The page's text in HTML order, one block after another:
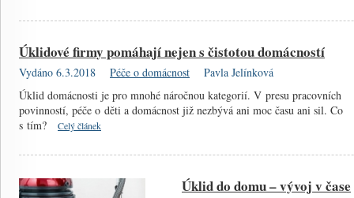
Úklidové firmy pomáhají nejen s čistotou domácností
Vydáno 6.3.2018 Péče o domácnost
Pavla Jelínková
Úklid domácnosti je pro mnohé náročnou kategorií. V presu pracovních
povinností, péče o děti a domácnost již nezbývá ani moc času ani sil. Co
s tím?
Celý článek
Úklid do domu – vývoj v čase